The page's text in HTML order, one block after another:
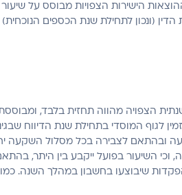
הישירות הצפויות מבוסס על
(ונכון לתחילת שנת הכספים
הצפויה מהווה תחזית בלבד,
לגוף המוסדי בתחילת שנת הדיווח
ובהתאם לצבירה בכל מסלול השקעה
וכי השיעור בפועל ייקבע בין היתר,
שיבוצעו בחשבון במהלך השנה. כמו